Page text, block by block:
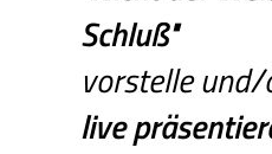
Schluß"
vorstelle
live